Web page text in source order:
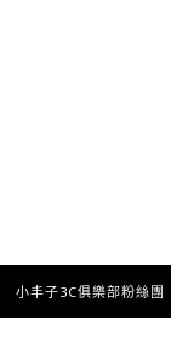
小丰子3C俱樂部粉絲團